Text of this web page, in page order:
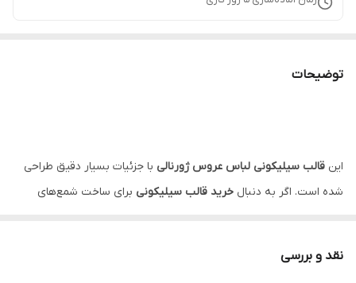
توضیحات
این قالب سیلیکونی لباس عروس ژورنالی با جزئیات بسیار دقیق طراحی
شده است. اگر به دنبال خرید قالب سیلیکونی برای ساخت شمع‌های
بسیار تمیز و حرفه‌ای می‌کند.”
نقد و بررسی